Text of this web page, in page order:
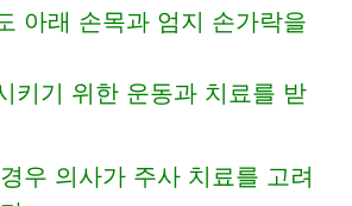
아래 손목과 엄지 손가락을
키기 위한 운동과 치료를 받
우 의사가 주사 치료를 고려